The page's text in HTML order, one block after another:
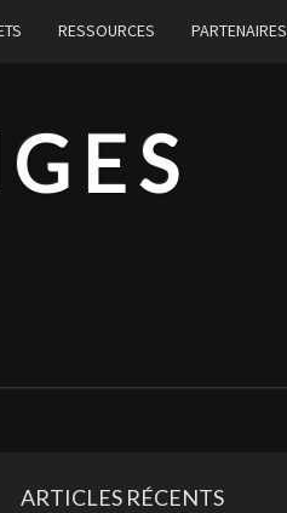
RESSOURCES PARTENAIRES
ARTICLES RÉCENTS